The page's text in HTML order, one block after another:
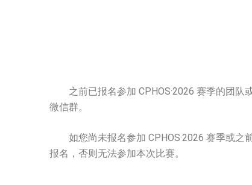
之前已报名参加 CPHOS·2026 赛季的团队或
微信群。
如您尚未报名参加 CPHOS·2026 赛季或之
报名，否则无法参加本次比赛。